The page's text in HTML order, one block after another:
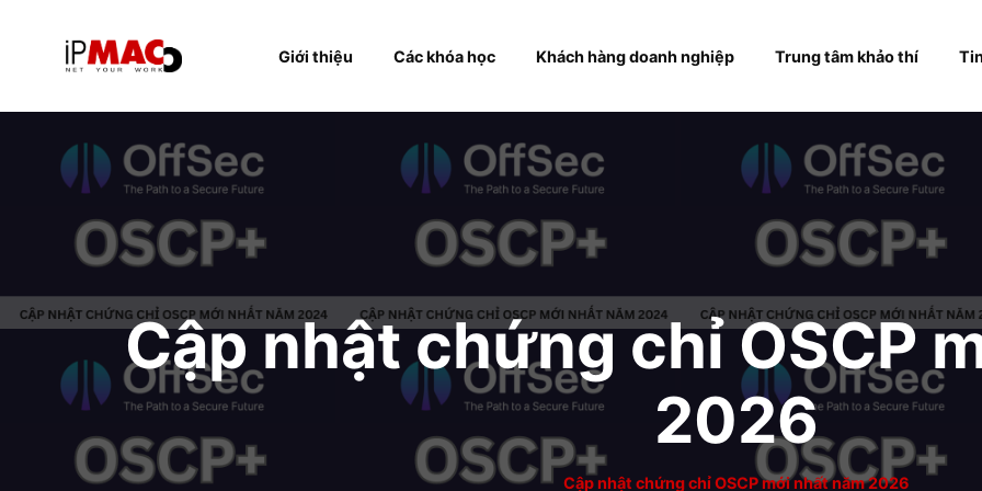
Giới thiệu Các khóa học Khách hàng doanh nghiệp Trung tâm
Cập nhật chứng chỉ
2026